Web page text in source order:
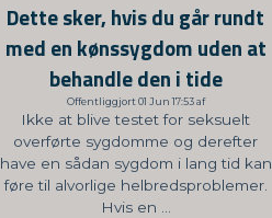
Dette sker, hvis du går rundt
med en kønssygdom uden at
behandle den i tide
Offentliggjort 01 Jun 17:53 af
Ikke at blive testet for seksuelt
overførte sygdomme og derefter
have en sådan sygdom i lang tid kan
føre til alvorlige helbredsproblemer.
Hvis en ...